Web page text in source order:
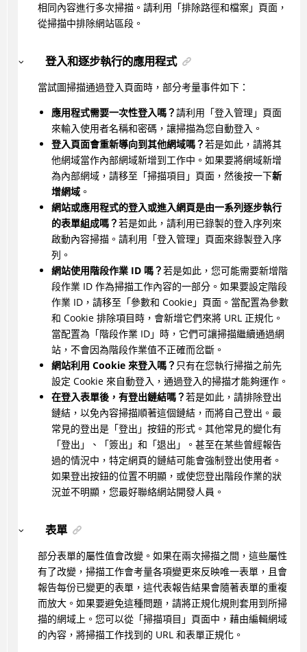
相同內容進行多次掃描。請利用「排除路徑和檔案」頁面，
從掃描中排除網站區段。
登入和逐步執行的應用程式
當試圖掃描通過登入頁面時，部分考量事件如下：
應用程式需要一次性登入嗎？請利用「登入管理」頁面
來輸入使用者名稱和密碼，讓掃描為您自動登入。
登入頁面會重新導向到其他網域嗎？若是如此，請將其
他網域當作內部網域新增到工作中。如果要將網域新增
為內部網域，請移至「掃描項目」頁面，然後按一下新
增網域。
網站或應用程式的登入或進入網頁是由一系列逐步執行
的表單組成嗎？若是如此，請利用已錄製的登入序列來
啟動內容掃描。請利用「登入管理」頁面來錄製登入序
列。
網站使用階段作業 ID 嗎？若是如此，您可能需要新增階
段作業 ID 作為掃描工作內容的一部分。如果要設定階段
作業 ID，請移至「參數和 Cookie」頁面。當配置為參數
和 Cookie 排除項目時，會新增它們來將 URL 正規化。
當配置為「階段作業 ID」時，它們可讓掃描繼續通過網
站，不會因為階段作業值不正確而岔斷。
網站利用 Cookie 來登入嗎？ 只有在您執行掃描之前先
設定 Cookie 來自動登入，通過登入的掃描才能夠運作。
在登入表單後，有登出鏈結嗎？若是如此，請排除登出
鏈結，以免內容掃描順著這個鏈結，而將自己登出。最
常見的登出是「登出」按鈕的形式。其他常見的變化有
「登出」、「簽出」和「退出」。甚至在某些曾經報告
過的情況中，特定網頁的鏈結可能會強制登出使用者。
如果登出按鈕的位置不明顯，或使您登出階段作業的狀
況並不明顯，您最好聯絡網站開發人員。
表單
部分表單的屬性值會改變。如果在兩次掃描之間，這些屬性
有了改變，掃描工作會考量各項變更來反映唯一表單，且會
報告每份已變更的表單，這代表報告結果會隨著表單的重複
而放大。如果要避免這種問題，請將正規化規則套用到所掃
描的網域上。您可以從「掃描項目」頁面中，藉由編輯網域
的內容，將掃描工作找到的 URL 和表單正規化。